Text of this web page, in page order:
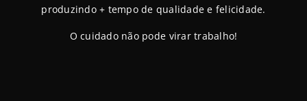
produzindo + tempo de qualidade e felicidade.
O cuidado não pode virar trabalho!